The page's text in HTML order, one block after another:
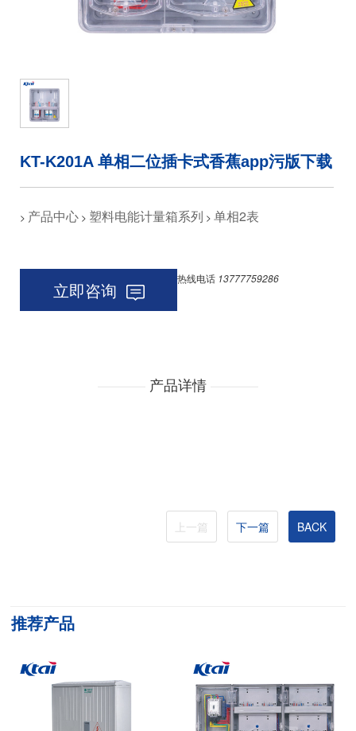
KT-K201A 单相二位插卡式香蕉app污版下载
> 产品中心 > 塑料电能计量箱系列 >单相2表
立即咨询
热线电话 13777759286
产品详情
上一篇 下一篇 BACK
推荐产品